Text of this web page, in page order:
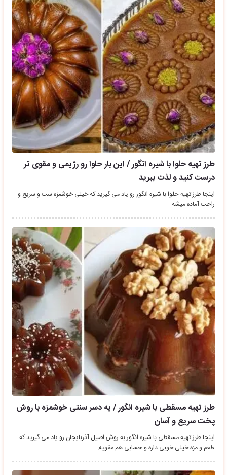
طرز تهیه حلوا با شیره انگور / این بار حلوا رو رژیمی و مقوی تر
درست کنید و لذت ببرید
اینجا طرز تهیه حلوا با شیره انگور رو یاد می گیرید که خیلی خوشمزه ست و سریع و
راحت آماده میشه.
طرز تهیه مسقطی با شیره انگور / یه دسر سنتی خوشمزه با روش
پخت سریع و آسان
اینجا طرز تهیه مسقطی با شیره انگور به روش اصیل آذربایجان رو یاد می گیرید که
طعم و مزه خیلی خوبی داره و حسابی هم مقویه.